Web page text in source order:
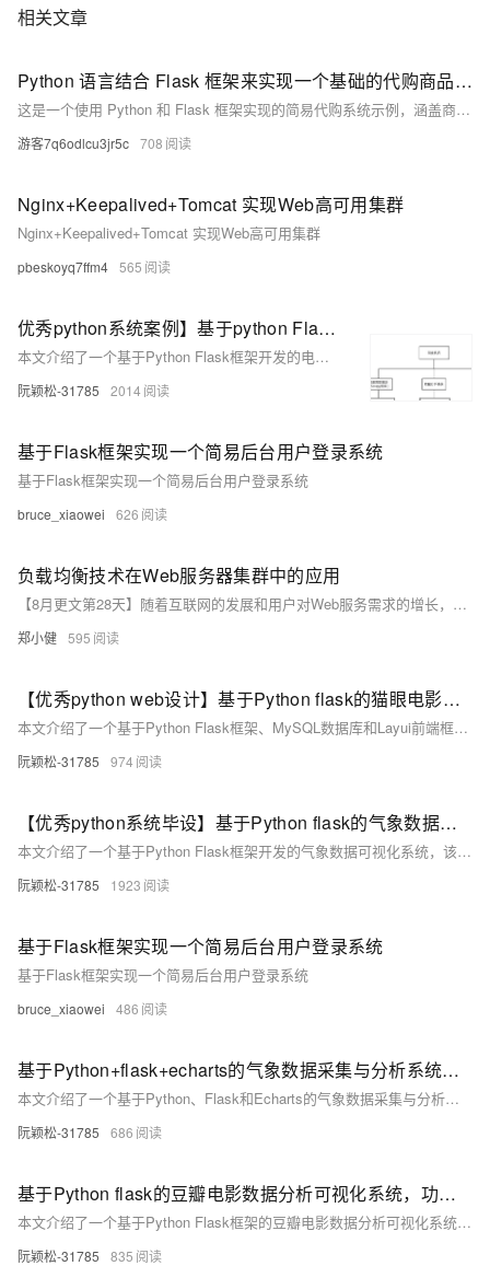
里云产品：容器服务 ACK 容器服务 Kubernetes 版（简称 ACK）提供高
用运行环境。 了解产品详情: https://www.aliyun.com/product/kubernetes
相关文章
Python 语言结合 Flask 框架来实现一个基础的代购商品管理、用户下单等功能的简易系统
这是一个使用 Python 和 Flask 框架实现的简易代购系统示例，涵盖商品管理、用户注册登录、订单创建及查看等功能。通过 SQLAlchemy 进行数据库操作，支持添加商品、展示详情、库存管理等。用户可注册登录并下单，系统会检查库存并记录订单。此代码仅为参考，实际应用需进一步完善，如增强安全性、集成支付接口、优化界面等。
游客7q6odlcu3jr5c 708
Nginx+Keepalived+Tomcat 实现Web高可用集群
Nginx+Keepalived+Tomcat 实现Web高可用集群
pbeskoyq7ffm4 565
优秀python系统案例】基于python Flask的电影票房数据爬取与可视化系统的设计与实现
本文介绍了一个基于Python Flask框架开发的电影票房数据爬取与可视化系统，该系统利用网络爬虫技术从豆瓣电影网站抓取数据，通过Python进行数据处理和分析，并采用ECharts等库实现数据的可视化展示，为电影行业从业者提供决策支持。
阮颖松-31785 2014
基于Flask框架实现一个简易后台用户登录系统
基于Flask框架实现一个简易后台用户登录系统
bruce_xiaowei 626
负载均衡技术在Web服务器集群中的应用
【8月更文第28天】随着互联网的发展和用户对Web服务需求的增长，单台服务器很难满足大规模访问的需求。为了提高系统的稳定性和扩展性，通常会采用Web服务器集群的方式。在这种架构中，负载均衡器扮演着至关重要的角色，它能够合理地分配客户端请求到不同的后端服务器上，从而实现资源的最优利用。
郑小健 595
【优秀python web设计】基于Python flask的猫眼电影可视化系统，可视化用echart，前端Layui，数据库用MySQL，包括爬虫
本文介绍了一个基于Python Flask框架、MySQL数据库和Layui前端框架的猫眼电影数据采集分析与可视化系统，该系统通过爬虫技术采集电影数据，利用数据分析库进行处理，并使用Echart进行数据的可视化展示，以提供全面、准确的电影市场分析结果。
阮颖松-31785 974
【优秀python系统毕设】基于Python flask的气象数据可视化系统设计与实现，有LSTM算法预测气温
本文介绍了一个基于Python Flask框架开发的气象数据可视化系统，该系统集成了数据获取、处理、存储、LSTM算法气温预测以及多种数据可视化功能，旨在提高气象数据的利用价值并推动气象领域的发展。
阮颖松-31785 1923
基于Flask框架实现一个简易后台用户登录系统
基于Flask框架实现一个简易后台用户登录系统
bruce_xiaowei 486
基于Python+flask+echarts的气象数据采集与分析系统，可实现lstm算法进行预测
本文介绍了一个基于Python、Flask和Echarts的气象数据采集与分析系统，该系统集成了LSTM算法进行数据预测，并提供了实时数据监测、历史数据查询、数据可视化以及用户权限管理等功能。
阮颖松-31785 686
基于Python flask的豆瓣电影数据分析可视化系统，功能多，LSTM算法+注意力机制实现情感分析，准确率高达85%
本文介绍了一个基于Python Flask框架的豆瓣电影数据分析可视化系统，该系统集成了LSTM算法和注意力机制进行情感分析，准确率高达85%，提供了多样化的数据分析和情感识别功能，旨在帮助用户深入理解电影市场和观众喜好。
阮颖松-31785 835